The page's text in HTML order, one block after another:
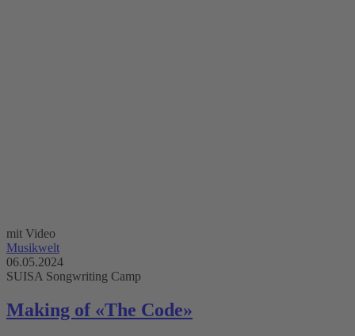
mit Video
Musikwelt
06.05.2024
SUISA Songwriting Camp
Making of «The Code»